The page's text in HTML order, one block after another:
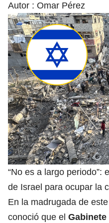
Autor : Omar Pérez
“No es a largo periodo”:
de Israel para ocupar la
En la madrugada de
conoció que el Gabinete